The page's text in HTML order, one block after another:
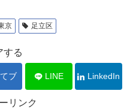
京 足立区
する
ブ LINE LinkedIn
リンク